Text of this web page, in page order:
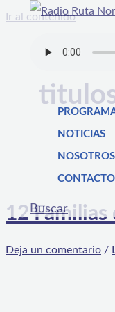
Ir al contenido
NOTICIAS
NOSOTROS
CONTACTO
Buscar
12
Deja un comentario /